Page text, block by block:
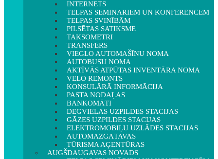
INTERNETS
TELPAS SEMINĀRIEM UN KONFERENCĒM
TELPAS SVINĪBĀM
PILSĒTAS SATIKSME
TAKSOMETRI
TRANSFĒRS
VIEGLO AUTOMAŠĪNU NOMA
AUTOBUSU NOMA
AKTĪVĀS ATPŪTAS INVENTĀRA NOMA
VELO REMONTS
KONSULĀRĀ INFORMĀCIJA
PASTA NODAĻAS
BANKOMĀTI
DEGVIELAS UZPILDES STACIJAS
GĀZES UZPILDES STACIJAS
ELEKTROMOBIĻU UZLĀDES STACIJAS
AUTOMAZGĀTAVAS
TŪRISMA AĢENTŪRAS
AUGŠDAUGAVAS NOVADS